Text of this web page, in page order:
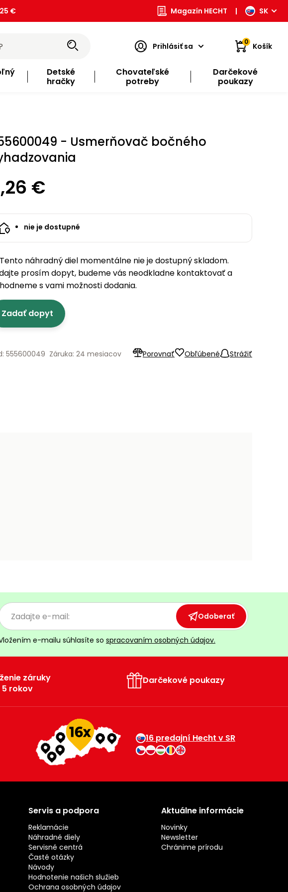
€ Magazín HECHT | SK
Prihlásiť sa 0 Košík
Detské
hračky
Chovateľské
potreby
Darčekové
poukazy
- Usmerňovač bočného
€
nie je dostupné
Tento náhradný diel momentálne nie je dostupný skladom.
prosím dopyt, budeme vás neodkladne kontaktovať a
s vami možnosti dodania.
Zadať dopyt
Porovnať Obľúbené Strážiť
555600049 Záruka: 24 mesiacov
Odoberať
e-mailu súhlasíte so spracovaním osobných údajov.
záruky
5 rokov
Darčekové poukazy
16 predajní Hecht v SR
Servis a podpora
Reklamácie
Náhradné diely
Servisné centrá
Časté otázky
Návody
Hodnotenie našich služieb
Ochrana osobných údajov
Aktuálne informácie
Novinky
Newsletter
Chránime prírodu